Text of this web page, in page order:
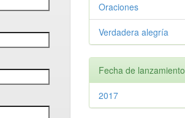
Oraciones
Verdadera alegría
Fecha de lanzamiento
2017